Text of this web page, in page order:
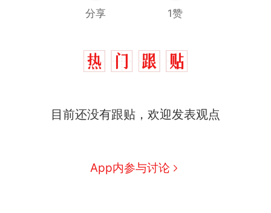
分享 1赞
目前还没有跟贴，欢迎发表观点
App内参与讨论